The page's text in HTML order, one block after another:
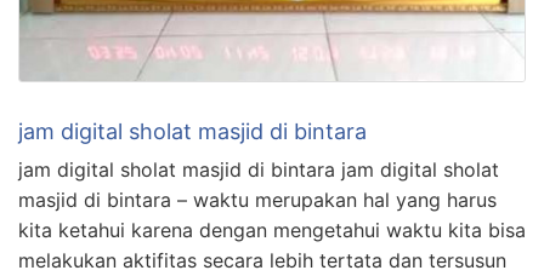
jam digital sholat masjid di bintara
jam digital sholat masjid di bintara jam digital sholat
masjid di bintara – waktu merupakan hal yang harus
kita ketahui karena dengan mengetahui waktu kita bisa
melakukan aktifitas secara lebih tertata dan tersusun